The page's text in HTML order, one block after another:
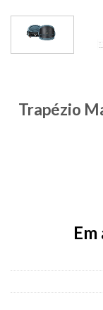
Trapézio